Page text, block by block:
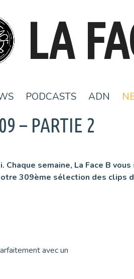
LA
PODCASTS ADN
– PARTIE 2
Chaque semaine, La Face B
309ème sélection des clips
avec un